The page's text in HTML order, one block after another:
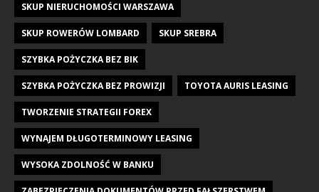
SKUP NIERUCHOMOŚCI WARSZAWA
SKUP ROWERÓW LOMBARD SKUP SREBRA
SZYBKA POŻYCZKA BEZ BIK
SZYBKA POŻYCZKA BEZ PROWIZJI TOYOTA AURIS LEASING
TWORZENIE STRATEGII FOREX
WYNAJEM DŁUGOTERMINOWY LEASING
WYSOKA ZDOLNOŚĆ W BANKU